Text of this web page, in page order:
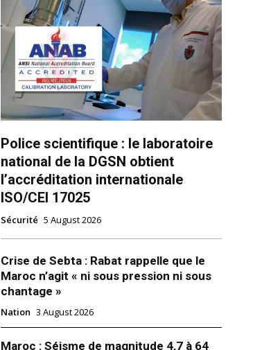
Police scientifique : le laboratoire
national de la DGSN obtient
l’accréditation internationale
ISO/CEI 17025
Sécurité 5 August 2026
Crise de Sebta : Rabat rappelle que le
Maroc n’agit « ni sous pression ni sous
chantage »
Nation 3 August 2026
Maroc : Séisme de magnitude 4,7 à 64